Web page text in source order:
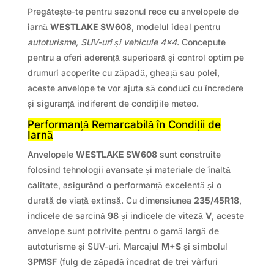
Pregătește-te pentru sezonul rece cu anvelopele de
iarnă WESTLAKE SW608, modelul ideal pentru
autoturisme, SUV-uri și vehicule 4×4. Concepute
pentru a oferi aderență superioară și control optim pe
drumuri acoperite cu zăpadă, gheață sau polei,
aceste anvelope te vor ajuta să conduci cu încredere
și siguranță indiferent de condițiile meteo.
Performanță Remarcabilă în Condiții de
Iarnă
Anvelopele WESTLAKE SW608sunt construite
folosind tehnologii avansate și materiale de înaltă
calitate, asigurând o performanță excelentă și o
durată de viață extinsă. Cu dimensiunea 235/45R18,
indicele de sarcină 98și indicele de viteză V, aceste
anvelope sunt potrivite pentru o gamă largă de
autoturisme și SUV-uri. Marcajul M+Sși simbolul
3PMSF(fulg de zăpadă încadrat de trei vârfuri